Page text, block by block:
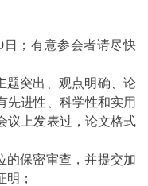
日；有意参会者请尽快
题突出、观点明确、论
先进性、科学性和实用
议上发表过，论文格式
的保密审查，并提交加
；